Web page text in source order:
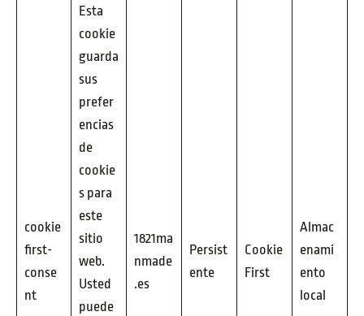
cookie
first-
conse
nt
Esta
cookie
guarda
sus
prefer
encias
de
cookie
s para
este
sitio
web.
Usted
puede
1821ma
nmade
.es
Persist
ente
Cookie
First
Almac
enami
ento
local